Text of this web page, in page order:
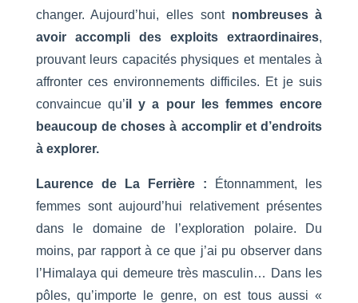
changer. Aujourd’hui, elles sont nombreuses à
avoir accompli des exploits extraordinaires,
prouvant leurs capacités physiques et mentales à
affronter ces environnements difficiles. Et je suis
convaincue qu’il y a pour les femmes encore
beaucoup de choses à accomplir et d’endroits
à explorer.
Laurence de La Ferrière :
Étonnamment, les
femmes sont aujourd’hui relativement présentes
dans le domaine de l’exploration polaire. Du
moins, par rapport à ce que j’ai pu observer dans
l’Himalaya qui demeure très masculin… Dans les
pôles, qu’importe le genre, on est tous aussi «